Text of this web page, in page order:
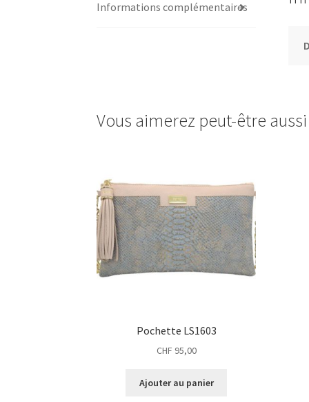
Informations complémentaires
Vous aimerez peut-être
Pochette LS1603
CHF 95,00
Ajouter au panier